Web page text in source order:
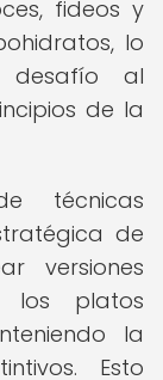
fideos y
lo
desafío al
de la
técnicas
de
versiones
los platos
la
Esto